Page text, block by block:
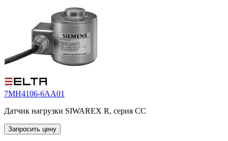
7MH4106-6AA01
Датчик нагрузки SIWAREX R, серия CC
Запросить цену